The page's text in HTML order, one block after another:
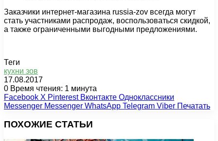
Заказчики интернет-магазина russia-zov всегда могут
стать участниками распродаж, воспользоваться скидкой,
а также ограниченными выгодными предложениями.
Теги
кухни зов
17.08.2017
0 Время чтения: 1 минута
Facebook X Pinterest Вконтакте Одноклассники
Messenger Messenger WhatsApp Telegram Viber Печатать
ПОХОЖИЕ СТАТЬИ